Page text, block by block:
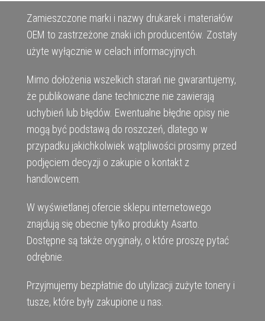
Zamieszczone marki i nazwy drukarek i materiałów
OEM to zastrzeżone znaki ich producentów. Zostały
użyte wyłącznie w celach informacyjnych.
Mimo dołożenia wszelkich starań nie gwarantujemy,
że publikowane dane techniczne nie zawierają
uchybień lub błędów. Ewentualne błędne opisy nie
mogą być podstawą do roszczeń, dlatego w
przypadku jakichkolwiek wątpliwości prosimy przed
podjęciem decyzji o zakupie o kontakt z
handlowcem.
W wyświetlanej ofercie sklepu internetowego
znajdują się obecnie tylko produkty Asarto.
Dostępne są także oryginały, o które proszę pytać
odrębnie.
Przyjmujemy bezpłatnie do utylizacji zużyte tonery i
tusze, które były zakupione u nas.